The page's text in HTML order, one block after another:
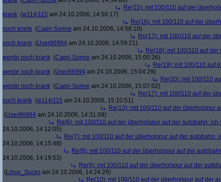
Re(15): mit 100/110 auf der
krank (w114/115 am 24.10.2006, 14:56:17)
Re(16): mit 100/110 auf der
noch krank (Capri-Sonne am 24.10.2006, 14:58:10)
Re(17): mit 100/110 auf der
noch krank (User86994 am 24.10.2006, 14:59:21)
Re(18): mit 100/110 auf
werde noch krank (Capri-Sonne am 24.10.2006, 15:00:26)
Re(19): mit 100/110 auf
werde noch krank (User86994 am 24.10.2006, 15:04:29)
Re(20): mit 100/110
werde noch krank (Capri-Sonne am 24.10.2006, 15:07:02)
Re(17): mit 100/110 auf der
noch krank (w114/115 am 24.10.2006, 15:10:51)
Re(13): mit 100/110 auf der überholspur
(User86994 am 24.10.2006, 14:31:09)
Re(6): mit 100/110 auf der überholspur auf der autobahn:
24.10.2006, 14:12:05)
Re(7): mit 100/110 auf der überholspur auf der autobahn:
24.10.2006, 14:15:48)
Re(8): mit 100/110 auf der überholspur auf der
24.10.2006, 14:19:53)
Re(9): mit 100/110 auf der überholspur auf der
(Linux_Sucks am 24.10.2006, 14:24:29)
Re(10): mit 100/110 auf der überholspur auf der